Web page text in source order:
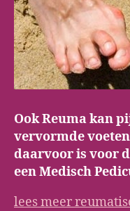
Ook Reuma kan
vervormde
daarvoor is voor
een Medisch
lees meer